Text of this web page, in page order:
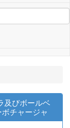
及びボールベ
チャージャ